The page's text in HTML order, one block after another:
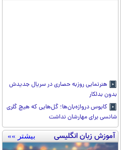
هنرنمایی روزبه حصاری در سریال جدیدش
بدون بدلکار
کابوس دروازه‌بان‌ها؛ گل‌هایی که هیچ گلری
شانسی برای مهارشان نداشت
آموزش زبان انگلیسی بیشتر »»